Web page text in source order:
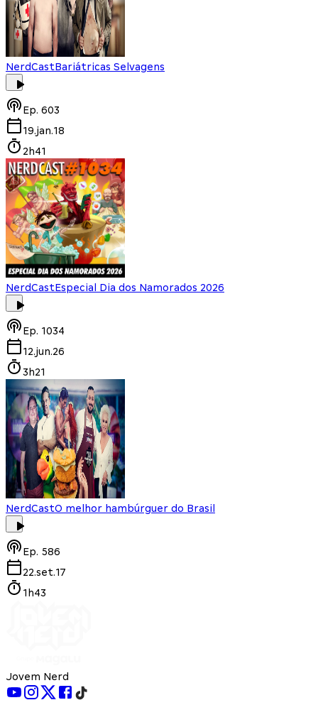
NerdCastBariátricas Selvagens
Ep. 603
19.jan.18
2h41
NerdCastEspecial Dia dos Namorados 2026
Ep. 1034
12.jun.26
3h21
NerdCastO melhor hambúrguer do Brasil
Ep. 586
22.set.17
1h43
Jovem Nerd